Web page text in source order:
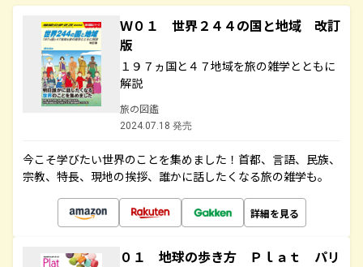
Ｗ０１ 世界２４４の国と地域 改訂
版
１９７ヵ国と４７地域を旅の雑学とともに
解説
旅の図鑑
2024.07.18 発売
今こそ学びたい世界のことを集めました！首都、言語、民族、
宗教、特長、現地の挨拶、誰かに話したくなる旅の雑学も。
詳細を見る
０１ 地球の歩き方 Ｐｌａｔ パリ